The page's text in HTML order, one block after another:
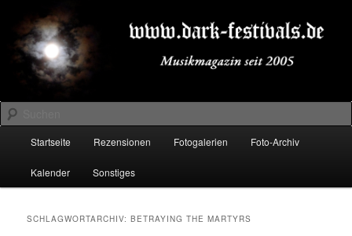
primären
Inhalt
springen
sekundären
Inhalt
springenDARK-FESTIVALS.DE
Suchen
Startseite Rezensionen Fotogalerien Foto-Archiv
Kalender Sonstiges
SCHLAGWORTARCHIV:BETRAYING THE MARTYRS